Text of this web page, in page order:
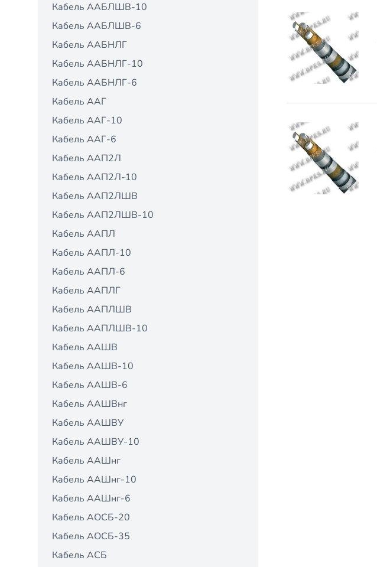
Кабель ААБЛШВ-10
Кабель ААБЛШВ-6
Кабель ААБНЛГ
Кабель ААБНЛГ-10
Кабель ААБНЛГ-6
Кабель ААГ
Кабель ААГ-10
Кабель ААГ-6
Кабель ААП2Л
Кабель ААП2Л-10
Кабель ААП2ЛШВ
Кабель ААП2ЛШВ-10
Кабель ААПЛ
Кабель ААПЛ-10
Кабель ААПЛ-6
Кабель ААПЛГ
Кабель ААПЛШВ
Кабель ААПЛШВ-10
Кабель ААШВ
Кабель ААШВ-10
Кабель ААШВ-6
Кабель ААШВнг
Кабель ААШВУ
Кабель ААШВУ-10
Кабель ААШнг
Кабель ААШнг-10
Кабель ААШнг-6
Кабель АОСБ-20
Кабель АОСБ-35
Кабель АСБ